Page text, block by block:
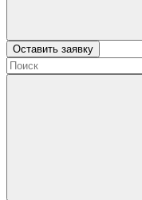
Оставить заявку